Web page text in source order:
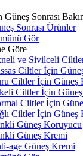
Güneş Sonrası
Sonrası Ürünler
Gör
Göre
ve Sivilceli
Ciltler İçin
Ciltler İçin Güneş
Ciltler İçin
Ciltler İçin
Ciltler İçin Güneş
Güneş Koruyucu
Güneş Kremi
age Güneş Kremi